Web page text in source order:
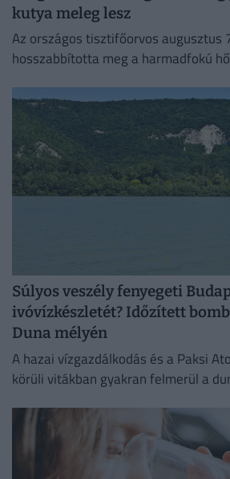
kutya meleg lesz
Az országos tisztifőorvos augusztus
hosszabbította meg a harmadfokú
fellélegezhetünk.
Súlyos veszély fenyegeti
ivóvízkészletét? Időzített
Duna mélyén
A hazai vízgazdálkodás és a Paksi
körüli vitákban gyakran felmerül a
évszázados,...